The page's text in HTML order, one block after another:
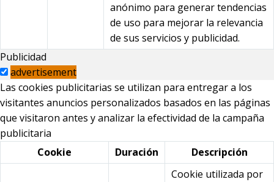
anónimo para generar tendencias
de uso para mejorar la relevancia
de sus servicios y publicidad.
Publicidad
advertisement
Las cookies publicitarias se utilizan para entregar a los
visitantes anuncios personalizados basados en las páginas
que visitaron antes y analizar la efectividad de la campaña
publicitaria
Cookie
Duración Descripción
Cookie utilizada por